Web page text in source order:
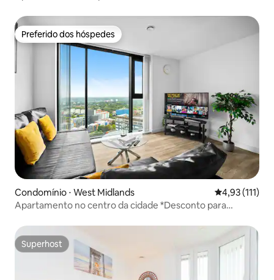
Preferido dos hóspedes
Preferido dos hóspedes
Condomínio ⋅ West Midlands 4,93 de uma
4,93 (111)
Apartamento no centro da cidade *Desconto para
Superhost
Superhost